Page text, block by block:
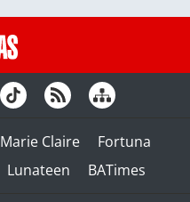
Marie Claire
Fortuna
Lunateen BATimes